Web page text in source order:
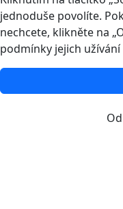
jednoduše povolíte.
nechcete, klikněte na
podmínky jejich